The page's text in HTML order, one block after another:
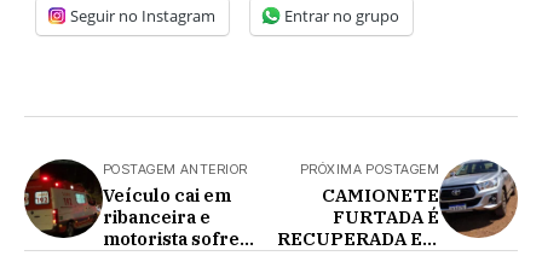
Seguir no Instagram Entrar no grupo
POSTAGEM ANTERIOR
Veículo cai em
ribanceira e
motorista sofre
PRÓXIMA POSTAGEM
CAMIONETE
FURTADA É
RECUPERADA EM